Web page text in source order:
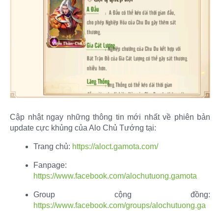
Cập nhật ngay những thông tin mới nhất về phiên bản
update cực khủng của Alo Chủ Tướng tại:​
Trang chủ: https://aloct.gamota.com/
Fanpage:
https://www.facebook.com/alochutuong.gamota
Group cộng đồng:
https://www.facebook.com/groups/alochutuong.ga